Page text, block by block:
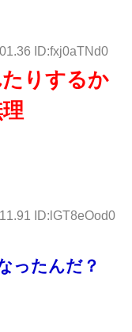
ID:fxj0aTNd0
りするか
ID:lGT8eOod0
ったんだ？